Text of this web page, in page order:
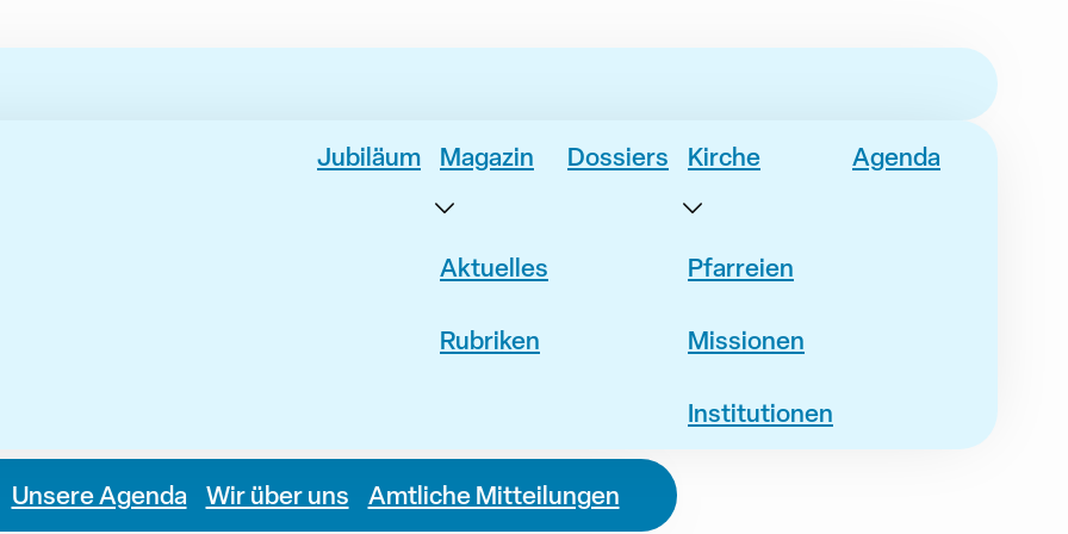
Jubiläum Magazin
Aktuelles
Rubriken
Dossiers Kirche
Pfarreien
Missionen
Institutionen
Agenda
Unsere Agenda Wir über uns Amtliche Mitteilungen